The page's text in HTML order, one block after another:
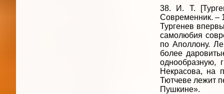
38. И. Т.
Современник. –
Тургенев
самолюбия
по Аполлону.
более
однообразную,
Некрасова, на
Тютчеве лежит
Пушкине».